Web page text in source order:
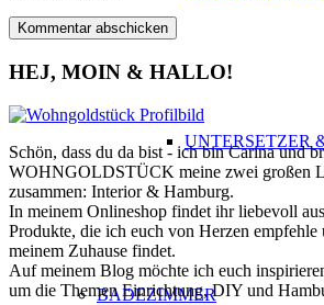
UNTERSETZER
BADEZIMMER
HEJ, MOIN & HALLO!
Schön, dass du da bist - ich bin Carina und
WOHNGOLDSTÜCK meine zwei großen
zusammen: Interior & Hamburg.
In meinem Onlineshop findet ihr liebevoll
Produkte, die ich euch von Herzen empfehle
meinem Zuhause findet.
Auf meinem Blog möchte ich euch
um die Themen Einrichtung, DIY und